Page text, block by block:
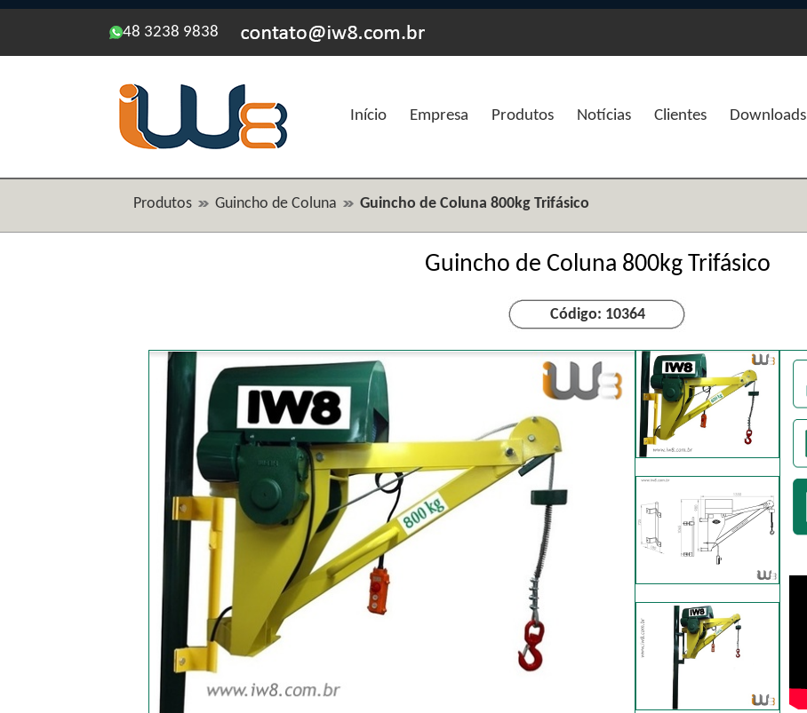
48 3238 9838
Início Empresa Produtos Notícias Clientes Downloads
Produtos Guincho de Coluna Guincho de Coluna 800kg Trifásico
Guincho de Coluna 800kg Trifásico
Código: 10364